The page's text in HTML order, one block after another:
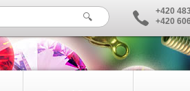
+420
+420